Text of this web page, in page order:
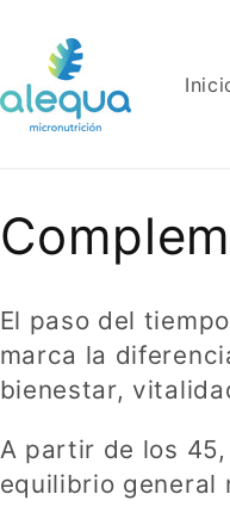
C
o
l
e
c
El paso del
marca la
bienestar,
A partir de los
equilibrio general